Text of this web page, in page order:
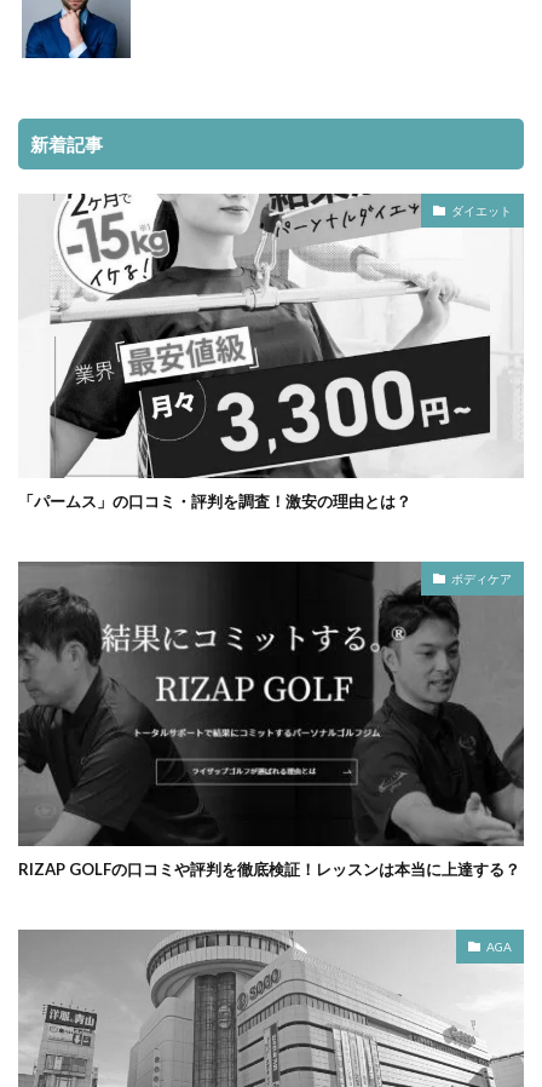
新着記事
ダイエット
「パームス」の口コミ・評判を調査！激安の理由とは？
ボディケア
RIZAP GOLFの口コミや評判を徹底検証！レッスンは本当に上達する？
AGA